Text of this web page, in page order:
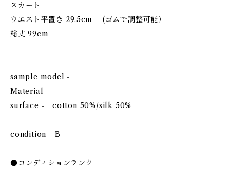
スカート
ウエスト平置き 29.5cm (ゴムで調整可能）
総丈 99cm
sample model -
Material
surface - cotton 50%/silk 50%
condition - B
●コンディションランク